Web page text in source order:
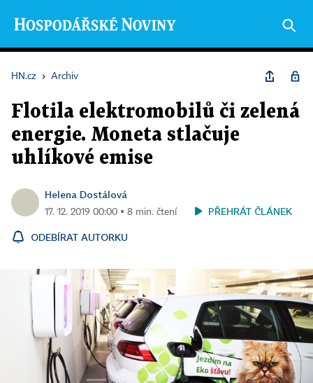
HN.cz › Archiv
Flotila elektromobilů či zelená
energie. Moneta stlačuje
uhlíkové emise
Helena Dostálová
17. 12. 2019 00:00 ▪ 8 min. čtení PŘEHRÁT ČLÁNEK
ODEBÍRAT AUTORKU